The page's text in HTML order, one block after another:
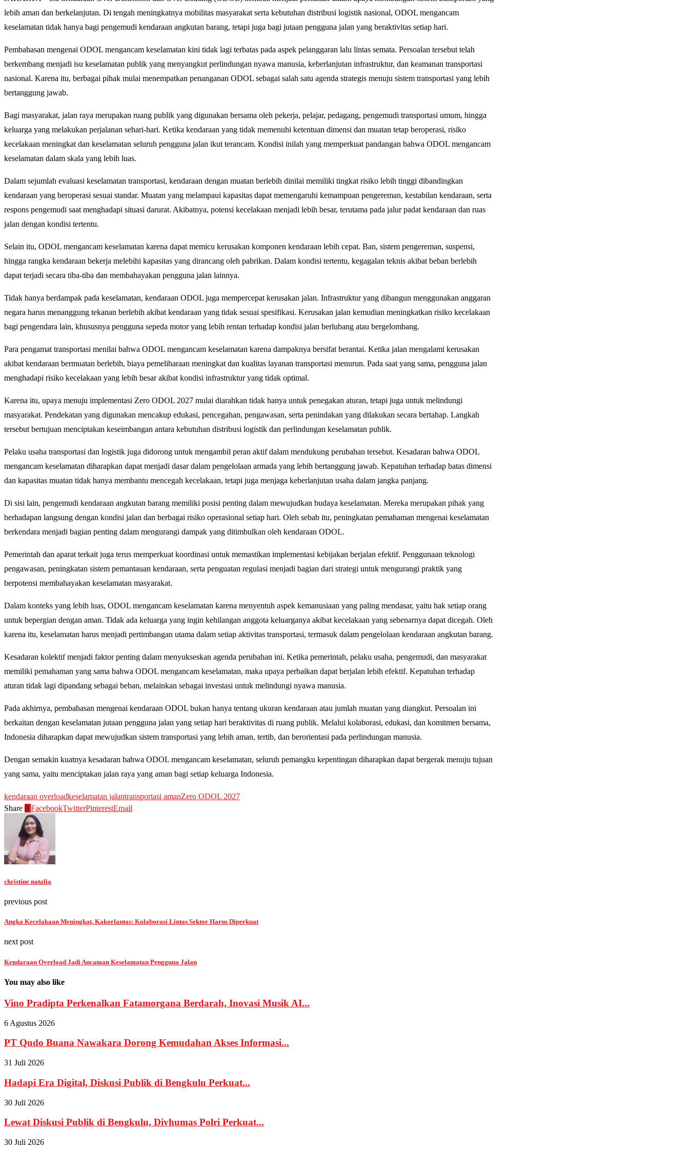
lebih aman dan berkelanjutan. Di tengah meningkatnya mobilitas masyarakat serta kebutuhan distribusi logistik nasional, ODOL mengancam
keselamatan tidak hanya bagi pengemudi kendaraan angkutan barang, tetapi juga bagi jutaan pengguna jalan yang beraktivitas setiap hari.
Pembahasan mengenai ODOL mengancam keselamatan kini tidak lagi terbatas pada aspek pelanggaran lalu lintas semata. Persoalan tersebut telah
berkembang menjadi isu keselamatan publik yang menyangkut perlindungan nyawa manusia, keberlanjutan infrastruktur, dan keamanan transportasi
nasional. Karena itu, berbagai pihak mulai menempatkan penanganan ODOL sebagai salah satu agenda strategis menuju sistem transportasi yang lebih
bertanggung jawab.
Bagi masyarakat, jalan raya merupakan ruang publik yang digunakan bersama oleh pekerja, pelajar, pedagang, pengemudi transportasi umum, hingga
keluarga yang melakukan perjalanan sehari-hari. Ketika kendaraan yang tidak memenuhi ketentuan dimensi dan muatan tetap beroperasi, risiko
kecelakaan meningkat dan keselamatan seluruh pengguna jalan ikut terancam. Kondisi inilah yang memperkuat pandangan bahwa ODOL mengancam
keselamatan dalam skala yang lebih luas.
Dalam sejumlah evaluasi keselamatan transportasi, kendaraan dengan muatan berlebih dinilai memiliki tingkat risiko lebih tinggi dibandingkan
kendaraan yang beroperasi sesuai standar. Muatan yang melampaui kapasitas dapat memengaruhi kemampuan pengereman, kestabilan kendaraan, serta
respons pengemudi saat menghadapi situasi darurat. Akibatnya, potensi kecelakaan menjadi lebih besar, terutama pada jalur padat kendaraan dan ruas
jalan dengan kondisi tertentu.
Selain itu, ODOL mengancam keselamatan karena dapat memicu kerusakan komponen kendaraan lebih cepat. Ban, sistem pengereman, suspensi,
hingga rangka kendaraan bekerja melebihi kapasitas yang dirancang oleh pabrikan. Dalam kondisi tertentu, kegagalan teknis akibat beban berlebih
dapat terjadi secara tiba-tiba dan membahayakan pengguna jalan lainnya.
Tidak hanya berdampak pada keselamatan, kendaraan ODOL juga mempercepat kerusakan jalan. Infrastruktur yang dibangun menggunakan anggaran
negara harus menanggung tekanan berlebih akibat kendaraan yang tidak sesuai spesifikasi. Kerusakan jalan kemudian meningkatkan risiko kecelakaan
bagi pengendara lain, khususnya pengguna sepeda motor yang lebih rentan terhadap kondisi jalan berlubang atau bergelombang.
Para pengamat transportasi menilai bahwa ODOL mengancam keselamatan karena dampaknya bersifat berantai. Ketika jalan mengalami kerusakan
akibat kendaraan bermuatan berlebih, biaya pemeliharaan meningkat dan kualitas layanan transportasi menurun. Pada saat yang sama, pengguna jalan
menghadapi risiko kecelakaan yang lebih besar akibat kondisi infrastruktur yang tidak optimal.
Karena itu, upaya menuju implementasi Zero ODOL 2027 mulai diarahkan tidak hanya untuk penegakan aturan, tetapi juga untuk melindungi
masyarakat. Pendekatan yang digunakan mencakup edukasi, pencegahan, pengawasan, serta penindakan yang dilakukan secara bertahap. Langkah
tersebut bertujuan menciptakan keseimbangan antara kebutuhan distribusi logistik dan perlindungan keselamatan publik.
Pelaku usaha transportasi dan logistik juga didorong untuk mengambil peran aktif dalam mendukung perubahan tersebut. Kesadaran bahwa ODOL
mengancam keselamatan diharapkan dapat menjadi dasar dalam pengelolaan armada yang lebih bertanggung jawab. Kepatuhan terhadap batas dimensi
dan kapasitas muatan tidak hanya membantu mencegah kecelakaan, tetapi juga menjaga keberlanjutan usaha dalam jangka panjang.
Di sisi lain, pengemudi kendaraan angkutan barang memiliki posisi penting dalam mewujudkan budaya keselamatan. Mereka merupakan pihak yang
berhadapan langsung dengan kondisi jalan dan berbagai risiko operasional setiap hari. Oleh sebab itu, peningkatan pemahaman mengenai keselamatan
berkendara menjadi bagian penting dalam mengurangi dampak yang ditimbulkan oleh kendaraan ODOL.
Pemerintah dan aparat terkait juga terus memperkuat koordinasi untuk memastikan implementasi kebijakan berjalan efektif. Penggunaan teknologi
pengawasan, peningkatan sistem pemantauan kendaraan, serta penguatan regulasi menjadi bagian dari strategi untuk mengurangi praktik yang
berpotensi membahayakan keselamatan masyarakat.
Dalam konteks yang lebih luas, ODOL mengancam keselamatan karena menyentuh aspek kemanusiaan yang paling mendasar, yaitu hak setiap orang
untuk bepergian dengan aman. Tidak ada keluarga yang ingin kehilangan anggota keluarganya akibat kecelakaan yang sebenarnya dapat dicegah. Oleh
karena itu, keselamatan harus menjadi pertimbangan utama dalam setiap aktivitas transportasi, termasuk dalam pengelolaan kendaraan angkutan barang.
Kesadaran kolektif menjadi faktor penting dalam menyukseskan agenda perubahan ini. Ketika pemerintah, pelaku usaha, pengemudi, dan masyarakat
memiliki pemahaman yang sama bahwa ODOL mengancam keselamatan, maka upaya perbaikan dapat berjalan lebih efektif. Kepatuhan terhadap
aturan tidak lagi dipandang sebagai beban, melainkan sebagai investasi untuk melindungi nyawa manusia.
Pada akhirnya, pembahasan mengenai kendaraan ODOL bukan hanya tentang ukuran kendaraan atau jumlah muatan yang diangkut. Persoalan ini
berkaitan dengan keselamatan jutaan pengguna jalan yang setiap hari beraktivitas di ruang publik. Melalui kolaborasi, edukasi, dan komitmen bersama,
Indonesia diharapkan dapat mewujudkan sistem transportasi yang lebih aman, tertib, dan berorientasi pada perlindungan manusia.
Dengan semakin kuatnya kesadaran bahwa ODOL mengancam keselamatan, seluruh pemangku kepentingan diharapkan dapat bergerak menuju tujuan
yang sama, yaitu menciptakan jalan raya yang aman bagi setiap keluarga Indonesia.
kendaraan overloadkeselamatan jalantransportasi amanZero ODOL 2027
Share 0 FacebookTwitterPinterestEmail
christine natalia
previous post
Angka Kecelakaan Meningkat, Kakorlantas: Kolaborasi Lintas Sektor Harus Diperkuat
next post
Kendaraan Overload Jadi Ancaman Keselamatan Pengguna Jalan
You may also like
Vino Pradipta Perkenalkan Fatamorgana Berdarah, Inovasi Musik AI...
6 Agustus 2026
PT Qudo Buana Nawakara Dorong Kemudahan Akses Informasi...
31 Juli 2026
Hadapi Era Digital, Diskusi Publik di Bengkulu Perkuat...
30 Juli 2026
Lewat Diskusi Publik di Bengkulu, Divhumas Polri Perkuat...
30 Juli 2026